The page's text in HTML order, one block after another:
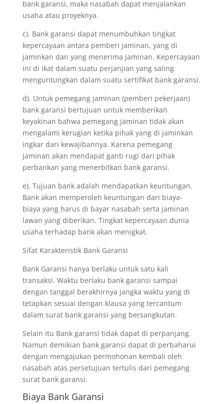
bank garansi, maka nasabah dapat menjalankan
usaha atau proyeknya.
c). Bank garansi dapat menumbuhkan tingkat
kepercayaan antara pemberi jaminan, yang di
jaminkan dan yang menerima jaminan. Kepercayaan
ini di ikat dalam suatu perjanjian yang saling
menguntungkan dalam suatu sertifikat bank garansi.
d). Untuk pemegang jaminan (pemberi pekerjaan)
bank garansi bertujuan untuk memberikan
keyakinan bahwa pemegang jaminan tidak akan
mengalami kerugian ketika pihak yang di jaminkan
ingkar dari kewajibannya. Karena pemegang
jaminan akan mendapat ganti rugi dari pihak
perbankan yang menerbitkan bank garansi.
e). Tujuan bank adalah mendapatkan keuntungan.
Bank akan memperoleh keuntungan dari biaya-
biaya yang harus di bayar nasabah serta jaminan
lawan yang diberikan. Tingkat kepercayaan dunia
usaha terhadap bank akan menigkat.
Sifat Karakteristik Bank Garansi
Bank Garansi hanya berlaku untuk satu kali
transaksi. Waktu berlaku bank garansi sampai
dengan tanggal berakhirnya jangka waktu yang di
tetapkan sesuai dengan klausa yang tercantum
dalam surat bank garansi yang bersangkutan.
Selain itu Bank garansi tidak dapat di perpanjang.
Namun demikian bank garansi dapat di perbaharui
dengan mengajukan permohonan kembali oleh
nasabah atas persetujuan tertulis dari pemegang
surat bank garansi.
Biaya Bank Garansi